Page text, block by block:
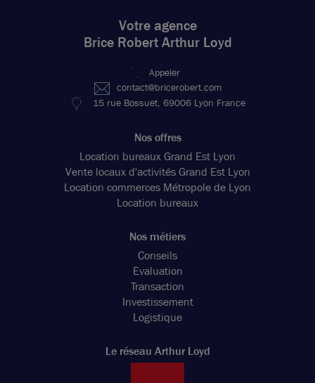
Votre agence
Brice Robert Arthur Loyd
Appeler
contact@bricerobert.com
15 rue Bossuet, 69006 Lyon France
Nos offres
Location bureaux Grand Est Lyon
Vente locaux d'activités Grand Est Lyon
Location commerces Métropole de Lyon
Location bureaux
Nos métiers
Conseils
Evaluation
Transaction
Investissement
Logistique
Le réseau Arthur Loyd